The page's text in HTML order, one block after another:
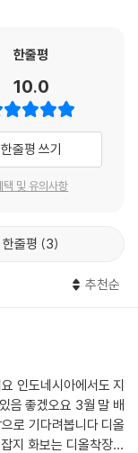
한줄평
10.0
한줄평 쓰기
택 및 유의사항
한줄평 3
추천순
인도네시아에서도 지
음 좋겠오요 3월 말 배
로 기다려봅니다 디올
지 화보는 디올착장풀